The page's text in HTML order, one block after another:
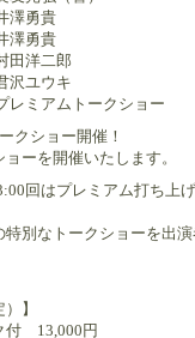
澤勇貴
澤勇貴
田洋二郎
沢ユウキ
ミアムトークショー
クショー開催！
ーを開催いたします。
回はプレミアム打ち上
別なトークショーを出
】
付 13,000円